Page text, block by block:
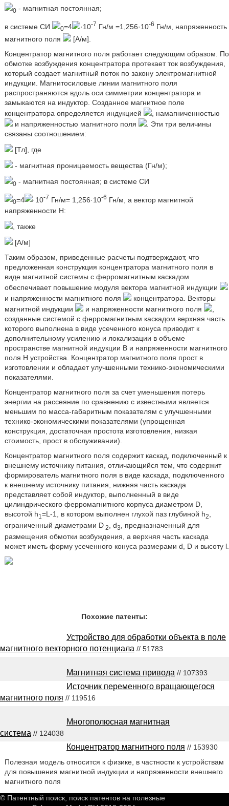
0- магнитная постоянная;
в системе СИ 0=4 ·10-7 Гн/м =1,256·10-6 Гн/м, напряженность
магнитного поля
[А/м].
Концентратор магнитного поля работает следующим образом. По
обмотке возбуждения концентратора протекает ток возбуждения,
который создает магнитный поток по закону электромагнитной
индукции. Магнитосиловые линии магнитного поля
распространяются вдоль оси симметрии концентратора и
замыкаются на индуктор. Созданное магнитное поле
концентратора определяется индукцией
, намагниченностью
и напряженностью магнитного поля
. Эти три величины
связаны соотношением:
[Тл], где
- магнитная проницаемость вещества (Гн/м);
0- магнитная постоянная; в системе СИ
0=4 ·10-7 Гн/м= 1,256·10-6 Гн/м, а вектор магнитной
напряженности Н:
, также
[А/м]
Таким образом, приведенные расчеты подтверждают, что
предложенная конструкция концентратора магнитного поля в
виде магнитной системы с ферромагнитным каскадом
обеспечивает повышение модуля вектора магнитной индукции
и напряженности магнитного поля
концентратора. Векторы
магнитной индукции
и напряженности магнитного поля
,
созданные системой с ферромагнитным каскадом верхняя часть
которого выполнена в виде усеченного конуса приводит к
дополнительному усилению и локализации в объеме
пространстве магнитной индукции В и напряженности магнитного
поля Н устройства. Концентратор магнитного поля прост в
изготовлении и обладает улучшенными технико-экономическими
показателями.
Концентратор магнитного поля за счет уменьшения потерь
энергии на рассеяние по сравнению с известными является
меньшим по масса-габаритным показателям с улучшенными
технико-экономическими показателями (упрощенная
конструкция, достаточная простота изготовления, низкая
стоимость, прост в обслуживании).
Концентратор магнитного поля содержит каскад, подключенный к
внешнему источнику питания, отличающийся тем, что содержит
формирователь магнитного поля в виде каскада, подключенного
к внешнему источнику питания, нижняя часть каскада
представляет собой индуктор, выполненный в виде
цилиндрического ферромагнитного корпуса диаметром D,
высотой h1 =L-1, в котором выполнен глухой паз глубиной h2
ограниченный диаметрами D2 , d3
, предназначенный для
размещения обмотки возбуждения, а верхняя часть каскада
может иметь форму усеченного конуса размерами d, D и высоту l.
Похожие патенты:
Устройство для обработки объекта в поле
магнитного векторного потенциала // 51783
Магнитная система привода // 107393
Источник переменного вращающегося
магнитного поля // 119516
Многополюсная магнитная
система // 124038
Концентратор магнитного поля // 153930
Полезная модель относится к физике, в частности к устройствам
для повышения магнитной индукции и напряженности внешнего
магнитного поля
© Патентный поиск, поиск патентов на полезные